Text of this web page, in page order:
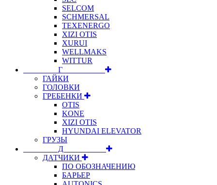
SELCOM
SCHMERSAL
TEXENERGO
XIZI OTIS
XURUI
WELLMAKS
WITTUR
⠀⠀⠀⠀⠀⠀Г⠀⠀⠀⠀⠀⠀⠀
ГАЙКИ
ГОЛОВКИ
ГРЕБЕНКИ
OTIS
KONE
XIZI OTIS
HYUNDAI ELEVATOR
ГРУЗЫ
⠀⠀⠀⠀⠀⠀Д⠀⠀⠀⠀⠀⠀⠀
ДАТЧИКИ
ПО ОБОЗНАЧЕНИЮ
БАРЬЕР